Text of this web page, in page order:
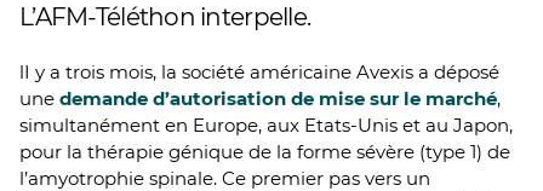
L’AFM-Téléthon interpelle.
lI y a trois mois, la société américaine Avexis a déposé
une demande d’autorisation de mise sur le marché,
simultanément en Europe, aux Etats-Unis et au Japon,
pour la thérapie génique de la forme sévère (type 1) de
l’amyotrophie spinale. Ce premier pas vers un